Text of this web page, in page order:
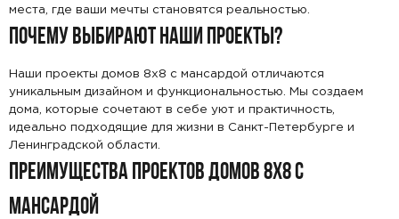
места, где ваши мечты становятся реальностью.
ПОЧЕМУ ВЫБИРАЮТ НАШИ ПРОЕКТЫ?
Наши проекты домов 8x8 с мансардой отличаются
уникальным дизайном и функциональностью. Мы создаем
дома, которые сочетают в себе уют и практичность,
идеально подходящие для жизни в Санкт-Петербурге и
Ленинградской области.
ПРЕИМУЩЕСТВА ПРОЕКТОВ ДОМОВ 8X8 С
МАНСАРДОЙ
Лоджия
Цоколь
Есть
Нет